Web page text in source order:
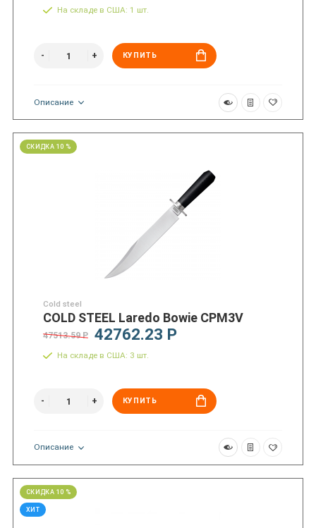
На складе в США: 1 шт.
КУПИТЬ
Описание
СКИДКА 10 %
Cold steel
COLD STEEL Laredo Bowie CPM3V
47513.59 Р 42762.23 Р
На складе в США: 3 шт.
КУПИТЬ
Описание
СКИДКА 10 %
ХИТ